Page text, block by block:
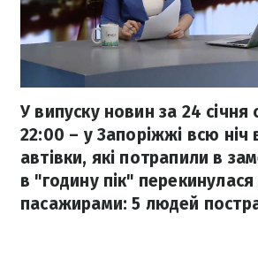
У випуску новин за 24 січня
22:00 – у Запоріжжі всю ніч
автівки, які потрапили в
в "годину пік"
пасажирами: 5 людей